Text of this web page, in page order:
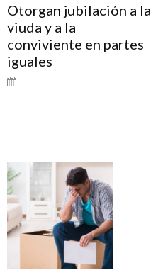
Otorgan jubilación a la
viuda y a la
conviviente en partes
iguales